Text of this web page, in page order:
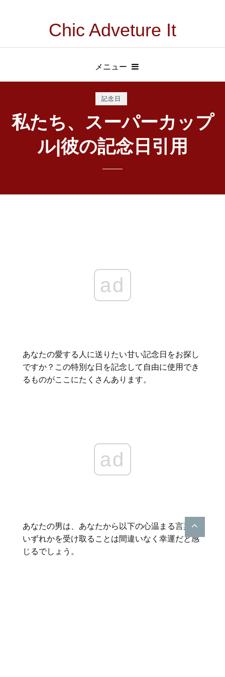
Chic Adveture It
メニュー
記念日
私たち、スーパーカップ
ル|彼の記念日引用
ad
あなたの愛する人に送りたい甘い記念日をお探し
ですか？この特別な日を記念して自由に使用でき
るものがここにたくさんあります。
ad
あなたの男は、あなたから以下の心温まる言葉の
いずれかを受け取ることは間違いなく幸運だと感
じるでしょう。